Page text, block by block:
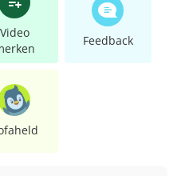
Video
Feedback